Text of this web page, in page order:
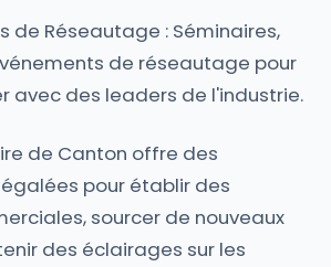
de Réseautage : Séminaires,
de réseautage pour
avec des leaders de l'industrie.
de Canton offre des
pour établir des
sourcer de nouveaux
des éclairages sur les